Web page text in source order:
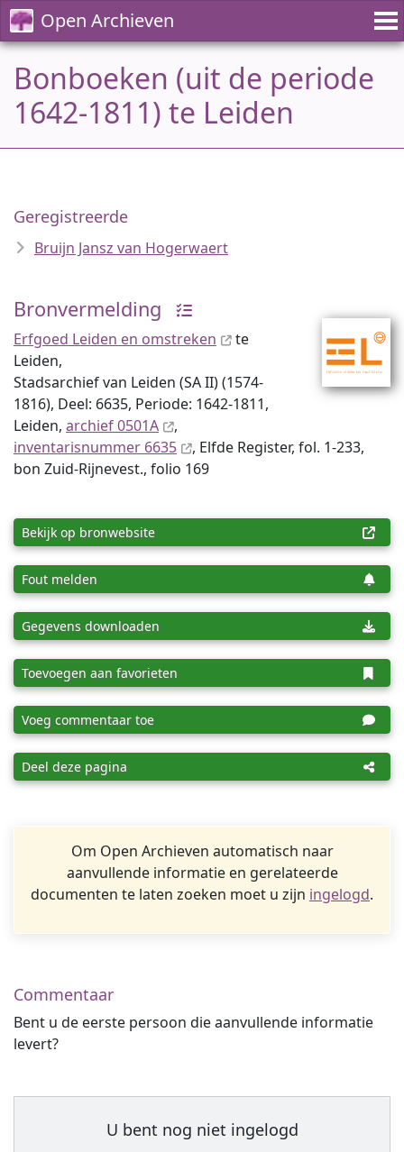
Open Archieven
Bonboeken (uit de periode
1642-1811) te Leiden
Geregistreerde
Bruijn Jansz van Hogerwaert
Bronvermelding
Erfgoed Leiden en omstreken
te
Leiden,
Stadsarchief van Leiden (SA II) (1574-
1816), Deel: 6635, Periode: 1642-1811,
Leiden, archief 0501A
,
inventaris­num­mer 6635
, Elfde Register, fol. 1-233,
bon Zuid-Rijnevest., folio 169
Bekijk op bronwebsite
Fout melden
Gegevens downloaden
Toevoegen aan favorieten
Voeg commentaar toe
Deel deze pagina
Om Open Archieven automatisch naar
aanvullende informatie en gerelateerde
documenten te laten zoeken moet u zijn ingelogd.
Commentaar
Bent u de eerste persoon die aanvullende informatie
levert?
U bent nog niet ingelogd